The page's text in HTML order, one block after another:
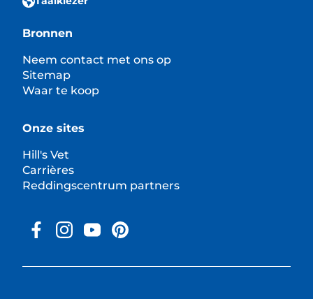
Bronnen
Neem contact met ons op
Sitemap
Waar te koop
Onze sites
Hill's Vet
Carrières
Reddingscentrum partners